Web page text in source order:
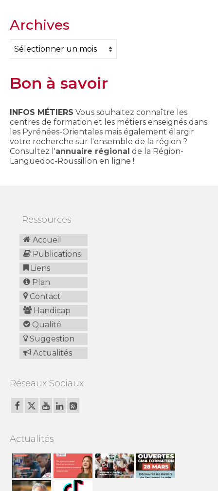
Archives
Archives
Bon à savoir
INFOS MÉTIERS Vous souhaitez connaître les
centres de formation et les métiers enseignés dans
les Pyrénées-Orientales mais également élargir
votre recherche sur l'ensemble de la région ?
Consultez l'annuaire régional de la Région-
Languedoc-Roussillon en ligne !
Ressources
Accueil
Publications
Liens
Plan
Contact
Handicap
Qualité
Suggestion
Actualités
Réseaux Sociaux
Actualités